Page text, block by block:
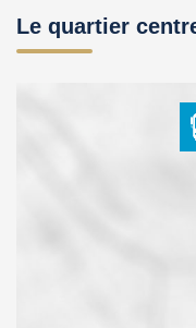
Le quartier